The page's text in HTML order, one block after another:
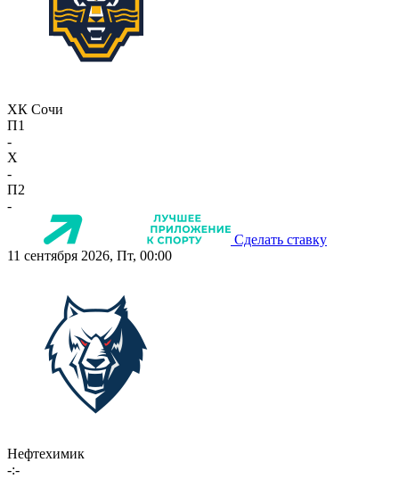
ХК Сочи
П1
-
X
-
П2
-
Сделать ставку
11 сентября 2026, Пт, 00:00
Нефтехимик
-:-